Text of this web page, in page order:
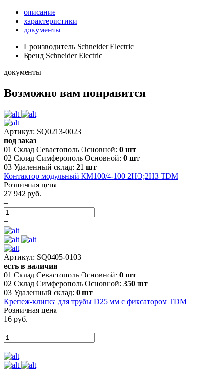
описание
характеристики
документы
Производитель Schneider Electric
Бренд Schneider Electric
документы
Возможно вам понравится
Артикул: SQ0213-0023
под заказ
01 Склад Севастополь Основной: 0 шт
02 Склад Симферополь Основной: 0 шт
03 Удаленный склад: 21 шт
Контактор модульный КМ100/4-100 2НО;2НЗ TDM
Розничная цена
27 942 руб.
–
+
Артикул: SQ0405-0103
есть в наличии
01 Склад Севастополь Основной: 0 шт
02 Склад Симферополь Основной: 350 шт
03 Удаленный склад: 0 шт
Крепеж-клипса для трубы D25 мм с фиксатором TDM
Розничная цена
16 руб.
–
+